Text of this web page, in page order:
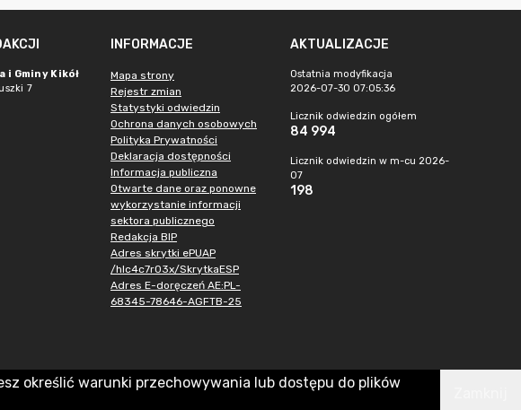
i Gminy Kikół
7
INFORMACJE
Mapa strony
Rejestr zmian
Statystyki odwiedzin
Ochrona danych osobowych
Polityka Prywatności
Deklaracja dostępności
Informacja publiczna
Otwarte dane oraz ponowne
wykorzystanie informacji
sektora publicznego
Redakcja BIP
Adres skrytki ePUAP
/hlc4c7r03x/SkrytkaESP
Adres E-doręczeń AE:PL-
68345-78646-AGFTB-25
AKTUALIZACJE
Ostatnia modyfikacja
2026-07-30 07:05:36
Licznik odwiedzin ogółem
84 994
Licznik odwiedzin w m-cu 2026-
07
198
określić warunki przechowywania lub dostępu do plików